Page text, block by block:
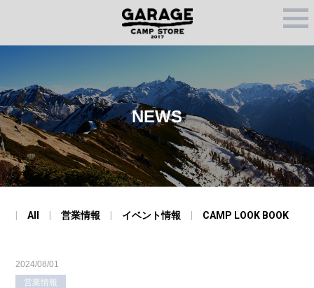
M
NEWS
All 営業情報 イベント情報 CAMP LOOK BOOK
2024/08/01
営業情報